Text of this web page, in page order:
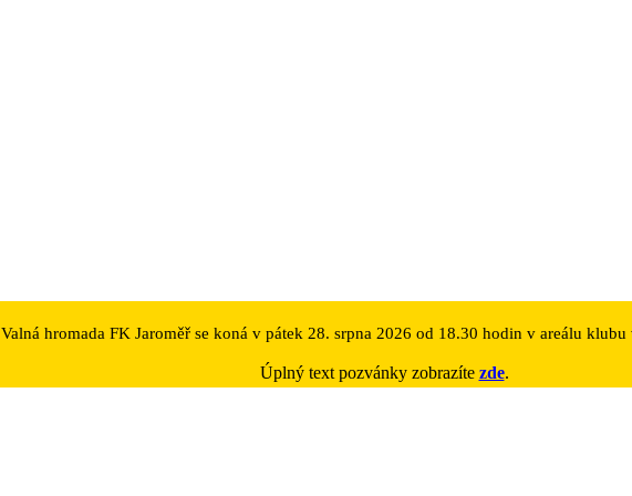
Valná hromada FK Jaroměř se koná v pátek 28. srpna 2026 od 18.30 hodin v areálu
Úplný text pozvánky zobrazíte zde.